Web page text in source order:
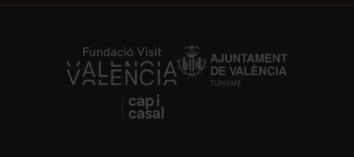
https://fundacion.visitvalencia.com/